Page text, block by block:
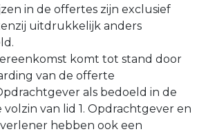
in de offertes zijn exclusief
uitdrukkelijk anders
komt tot stand door
van de offerte
als bedoeld in de
volzin van lid 1. Opdrachtgever en
hebben ook een